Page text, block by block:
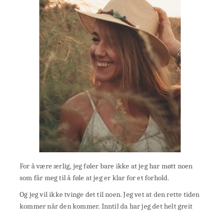
For å være ærlig, jeg føler bare ikke at jeg har møtt noen
som får meg til å føle at jeg er klar for et forhold.
Og jeg vil ikke tvinge det til noen. Jeg vet at den rette tiden
kommer når den kommer. Inntil da har jeg det helt greit